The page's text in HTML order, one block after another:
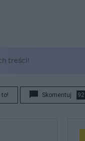
to! Skomentuj 92